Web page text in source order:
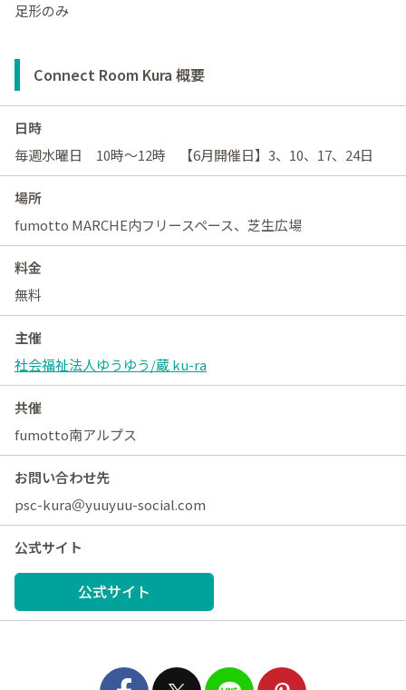
足形のみ
Connect Room Kura 概要
日時
毎週水曜日 10時～12時 【6月開催日】3、10、17、24日
場所
fumotto MARCHE内フリースペース、芝生広場
料金
無料
主催
社会福祉法人ゆうゆう/蔵 ku-ra
共催
fumotto南アルプス
お問い合わせ先
psc-kura＠yuuyuu-social.com
公式サイト
公式サイト